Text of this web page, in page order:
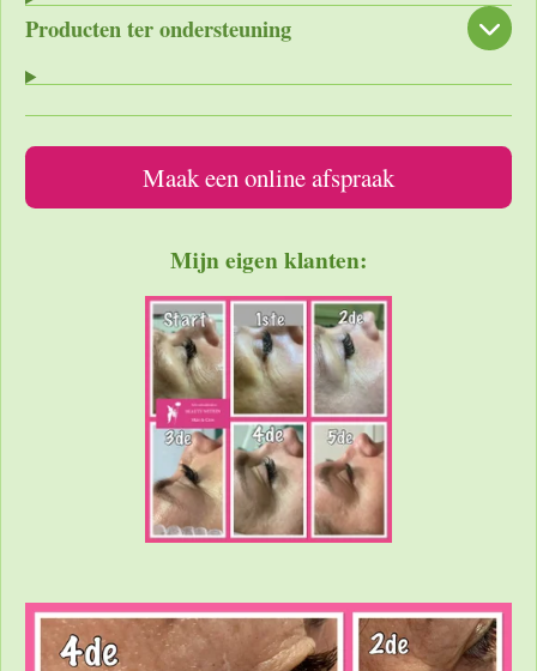
Producten ter ondersteuning
Maak een online afspraak
Mijn eigen klanten: